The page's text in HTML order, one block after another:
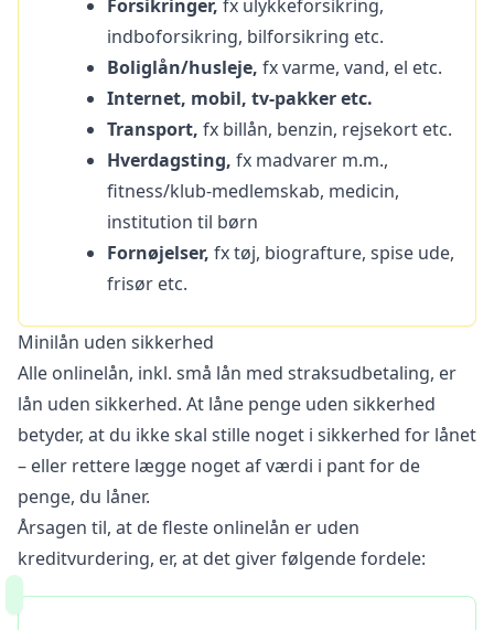
Forsikringer, fx ulykkeforsikring,
indboforsikring, bilforsikring etc.
Boliglån/husleje, fx varme, vand, el etc.
Internet, mobil, tv-pakker etc.
Transport, fx billån, benzin, rejsekort etc.
Hverdagsting, fx madvarer m.m.,
fitness/klub-medlemskab, medicin,
institution til børn
Fornøjelser, fxtøj, biografture, spise ude,
frisør etc.
Minilån uden sikkerhed
Alle onlinelån, inkl. små lån med straksudbetaling, er
lån uden sikkerhed. At låne penge uden sikkerhed
betyder, at du ikke skal stille noget i sikkerhed for lånet
– eller rettere lægge noget af værdi i pant for de
penge, du låner.
Årsagen til, at de fleste onlinelån er uden
kreditvurdering, er, at det giver følgende fordele: